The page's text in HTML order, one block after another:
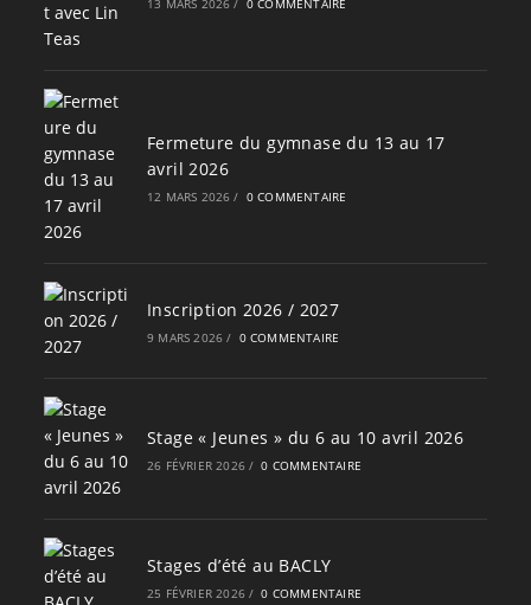
13 MARS 2026 / 0 COMMENTAIRE
Fermeture du gymnase du 13 au 17
avril 2026
12 MARS 2026 / 0 COMMENTAIRE
Inscription 2026 / 2027
9 MARS 2026 / 0 COMMENTAIRE
Stage « Jeunes » du 6 au 10 avril 2026
26 FÉVRIER 2026 / 0 COMMENTAIRE
Stages d’été au BACLY
25 FÉVRIER 2026 / 0 COMMENTAIRE